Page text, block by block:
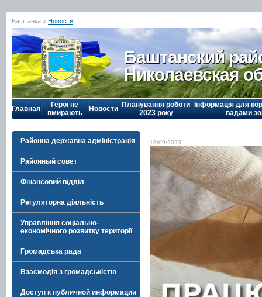
Баштанка » Новости
Баштанский
Николаевская
Главная
Герої не
вмирають
Новости Планування роботи
2023 року
Інформація для
вадами
Районна державна адміністрація
Районный совет
Фінансовий відділ
Регуляторна діяльність
Управління соціально-
економічного розвитку території
Громадська рада
Взаємодія з громадськістю
Доступ к публичной информации
18/09/2023